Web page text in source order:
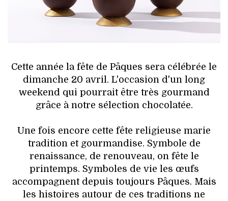
LIEUX TENDANCES
MODE DE RUE
JEUNES CRÉATEURS
HISTOIRE DES MARQUES
DÉCO
VOYAGES & LOISIRS
Cette année la fête de Pâques sera célébrée le
dimanche 20 avril. L'occasion d'un long
weekend qui pourrait être très gourmand
grâce à notre sélection chocolatée.
Une fois encore cette fête religieuse marie
tradition et gourmandise. Symbole de
renaissance, de renouveau, on fête le
printemps. Symboles de vie les œufs
accompagnent depuis toujours Pâques. Mais
les histoires autour de ces traditions ne